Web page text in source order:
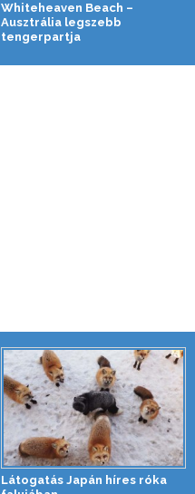
Whiteheaven Beach –
Ausztrália legszebb
tengerpartja
Látogatás Japán híres róka